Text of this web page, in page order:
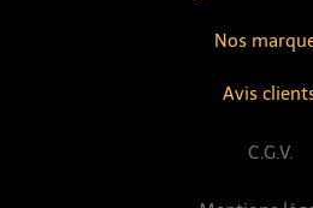
Avis
Nos
C.G.V.